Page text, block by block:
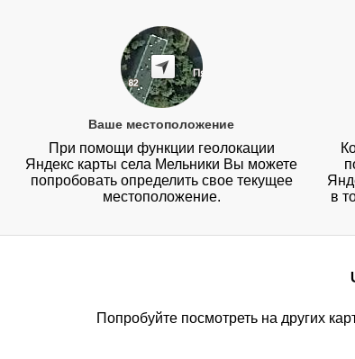
Ваше местоположение
При помощи функции геолокации
Яндекс карты села Мельники Вы можете
попробовать определить свое текущее
местоположение.
в
Попробуйте посмотреть на других